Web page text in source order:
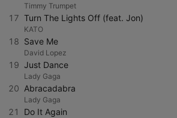
Timmy Trumpet
17 Turn The Lights Off (feat. Jon)
KATO
18 Save Me
David Lopez
19 Just Dance
Lady Gaga
20 Abracadabra
Lady Gaga
21 Do It Again